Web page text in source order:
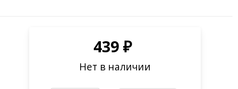
439₽
Нет в наличии